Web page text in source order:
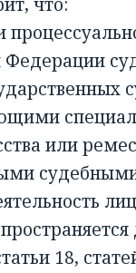
Федерации
или
18,